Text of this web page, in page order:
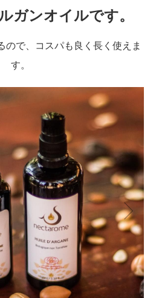
ガンオイルです。
ので、コスパも良く長く使えま
す。